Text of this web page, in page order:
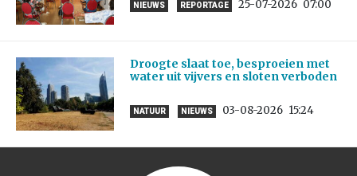
NIEUWS REPORTAGE 25-07-2026 07:00
Droogte slaat toe, besproeien met
water uit vijvers en sloten verboden
NATUUR NIEUWS 03-08-2026 15:24